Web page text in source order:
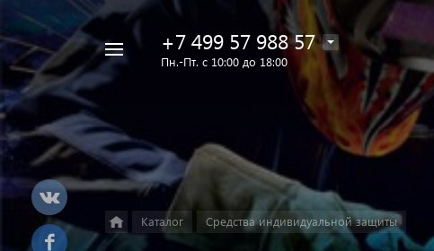
в каталоге
Найти
Например,
Лак
Eins
+7 499 57 988 57
Пн.-Пт. с 10:00 до 18:00
Каталог Средства индивидуальной защиты